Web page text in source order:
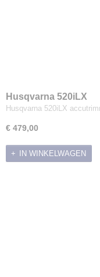
Husqvarna 520iLX
Husqvarna 520iLX
€ 479,00
IN WINKELWAGEN